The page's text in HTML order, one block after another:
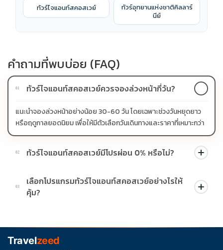
ทัวร์ไจแอนท์สคอสเวย์
ทัวร์อุทยานแห่งชาติคิลลาร์
นีย์
คำถามที่พบบ่อย (FAQ)
01 ทัวร์ไจแอนท์สคอสเวย์ควรจองล่วงหน้ากี่วัน?
แนะนำจองล่วงหน้าอย่างน้อย 30-60 วัน โดยเฉพาะช่วงวันหยุดยาว
หรือฤดูกาลยอดนิยม เพื่อให้มีตัวเลือกวันเดินทางและราคาที่เหมาะกว่า
02 ทัวร์ไจแอนท์สคอสเวย์มีโปรผ่อน 0% หรือไม่?
บางโปรแกรมมีโปรผ่อน 0% หรือโปรโมชั่นบัตรเครดิตตามเงื่อนไขที่
บริษัทกำหนด สามารถดูสัญลักษณ์โปรโมชั่นในรายการทัวร์แต่ละ
รายการได้
03
เลือกโปรแกรมทัวร์ไจแอนท์สคอสเวย์อย่างไรให้
คุ้ม?
ช่วงราคา ไม่ควรเทียบจากราคาต่ำสุดเพียงอย่างเดียว
Travelzeed